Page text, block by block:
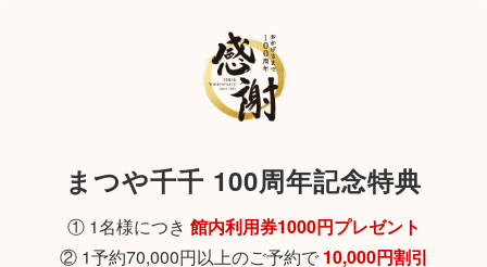
まつや千千 100周年記念特典
① 1名様につき 館内利用券1000円プレゼント
② 1予約70,000円以上のご予約で 10,000円割引